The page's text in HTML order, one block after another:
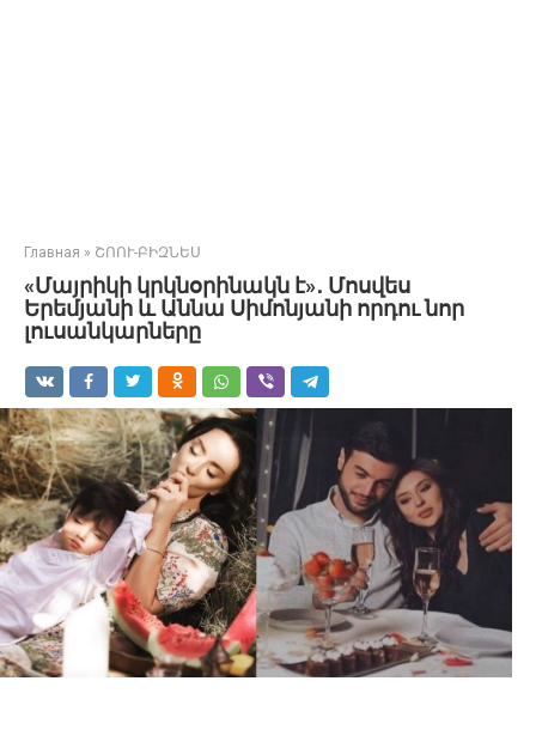
Главная » ՇՈՈՒ-ԲԻԶՆԵՍ
«Մայրիկի կրկնօրինակն է»․ Մոսվես
Երեմյանի և Աննա Սիմոնյանի որդու նոր
լուսանկարները